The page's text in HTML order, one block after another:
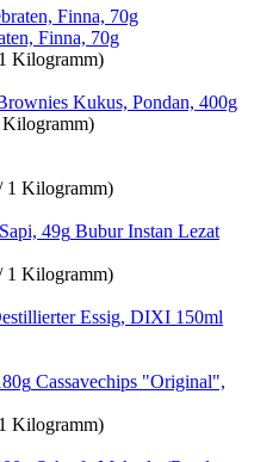
Finna, 70g
Kilogramm)
Kukus, Pondan, 400g
1 Kilogramm)
Bubur Instan Lezat
1 Kilogramm)
Essig, DIXI 150ml
Cassavechips "Original",
Kilogramm)